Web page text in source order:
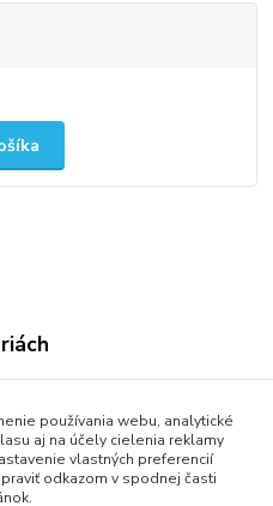
používania webu, analytické
aj na účely cielenia reklamy
vlastných preferencií
odkazom v spodnej časti